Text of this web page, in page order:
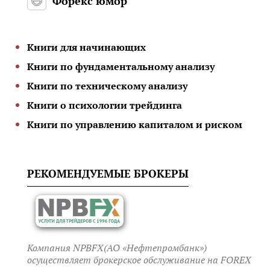
Книги для начинающих
Книги по фундаментальному анализу
Книги по техническому анализу
Книги о психологии трейдинга
Книги по управлению капиталом и риском
РЕКОМЕНДУЕМЫЕ БРОКЕРЫ
Компания NPBFX(АО «Нефтепромбанк»)
осуществляет брокерское обслуживание на FOREX